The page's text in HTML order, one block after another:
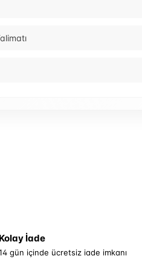
Kolay İade
gün içinde ücretsiz iade imkanı